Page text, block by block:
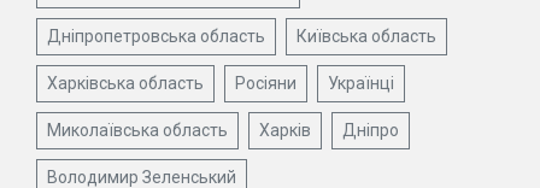
Дніпропетровська область Київська область
Харківська область Росіяни Українці
Миколаївська область Харків Дніпро
Володимир Зеленський